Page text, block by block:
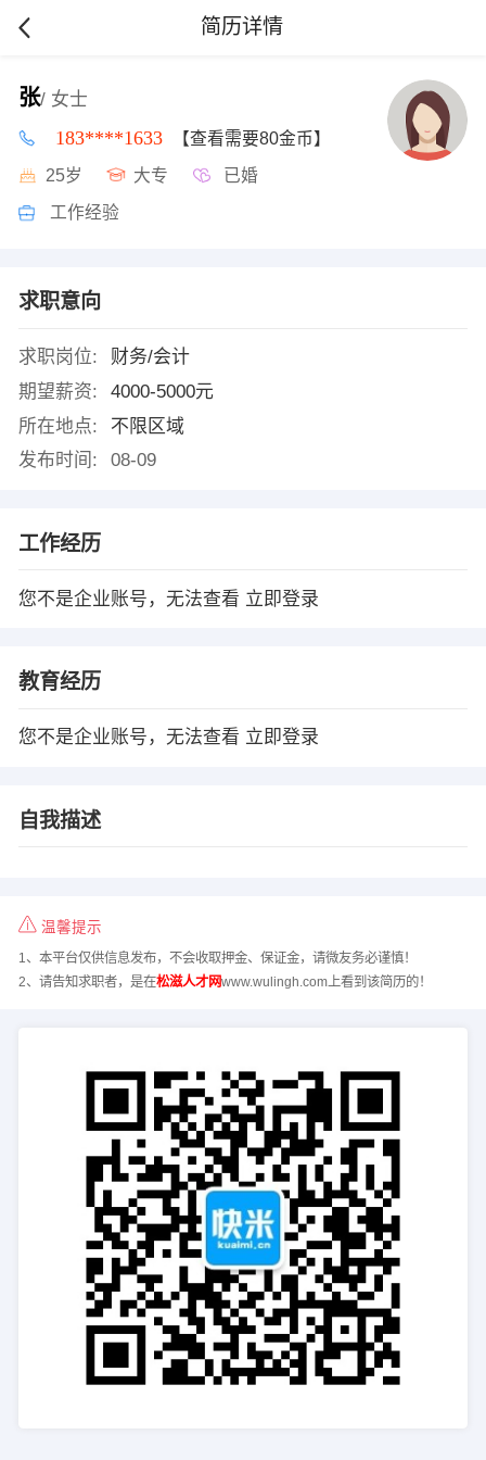
简历详情
张/ 女士
183****1633 【查看需要80金币】
25岁 大专 已婚
工作经验
求职意向
求职岗位:
财务/会计
期望薪资:
4000-5000元
所在地点:
不限区域
发布时间:
08-09
工作经历
您不是企业账号，无法查看 立即登录
教育经历
您不是企业账号，无法查看 立即登录
自我描述
温馨提示
1、本平台仅供信息发布，不会收取押金、保证金，请微友务必谨慎！
2、请告知求职者，是在松滋人才网www.wulingh.com上看到该简历的！